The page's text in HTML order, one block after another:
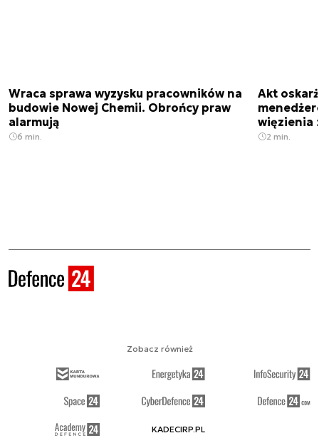
Wraca sprawa wyzysku pracowników na
budowie Nowej Chemii. Obrońcy praw
alarmują
6 min.
Akt
więzienia
2 min.
Zobacz również
KADECIRP.PL